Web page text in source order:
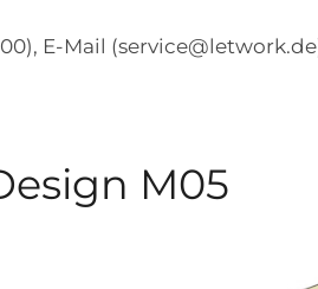
E-Mail
M05